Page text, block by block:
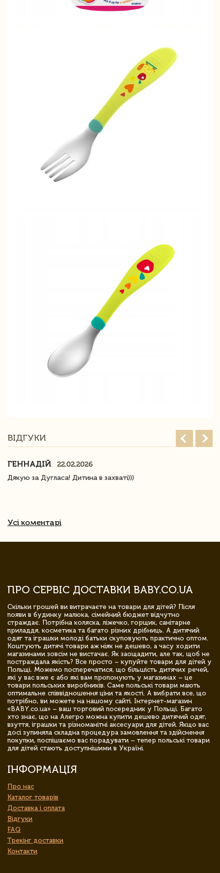
ВІДГУКИ
ГЕННАДІЙ
22.02.2026
Дякую за Дугласа! Дитина в захваті)))
Усі коментарі
ПРО СЕРВІС ДОСТАВКИ BABY.CO.UA
Скільки грошей ви витрачаєте на товари для дітей? Після
появи в будинку малюка, сімейний бюджет відчутно
страждає. Потрібна коляска, ліжечко, горщик, санітарне
приладдя, косметика та багато різних дрібниць. А дитячий
одяг та іграшки молоді батьки скуповують практично оптом.
Коштують дитячі товари аж ніяк не дешево, а часу ходити
магазинами зовсім не вистачає. Як заощадити, але так, щоб не
постраждала якість? Все просто – купуйте товари для дітей у
Польщі. Можемо посперечатися, що більшість дитячих речей,
які у вас вже є або які вам пропонують у магазинах – це
товари польських виробників. Саме польські товари мають
оптимальне співвідношення ціни та якості. А вибрати все, що
потрібно, ви можете на нашому сайті. Інтернет-магазин
«BABY.co.ua» – ваш торговий посередник у Польщі. Багато
хто знає, що на Алегро можна купити дешево дитячий одяг,
взуття, іграшки та різноманітні аксесуари для дітей. Якщо вас
досі зупиняла складна процедура замовлення та здійснення
покупки, поспішаємо вас порадувати – тепер польські товари
для дітей стають доступнішими в Україні.
ІНФОРМАЦІЯ
Про нас
Каталог товарів
Доставка і оплата
Відгуки
FAQ
Трекінг доставки
Контакти